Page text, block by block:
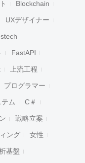
Blockchain
UXデザイナー
FastAPI
上流工程
プログラマー
ム C＃
戦略立案
ング 女性
基盤